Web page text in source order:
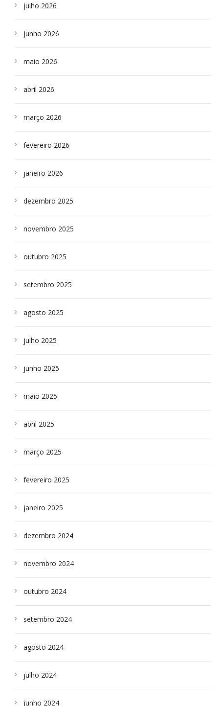
julho 2026
junho 2026
maio 2026
abril 2026
março 2026
fevereiro 2026
janeiro 2026
dezembro 2025
novembro 2025
outubro 2025
setembro 2025
agosto 2025
julho 2025
junho 2025
maio 2025
abril 2025
março 2025
fevereiro 2025
janeiro 2025
dezembro 2024
novembro 2024
outubro 2024
setembro 2024
agosto 2024
julho 2024
junho 2024